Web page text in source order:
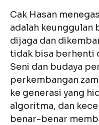
Cak Hasan
adalah keunggulan
dijaga dan
tidak bisa berhenti
Seni dan budaya
perkembangan
ke generasi yang
algoritma, dan
benar-benar